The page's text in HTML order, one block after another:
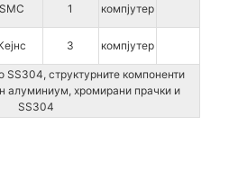
SMC 1 компјутер
3 компјутер
структурните компоненти
алуминиум, хромирани прачки и
SS304